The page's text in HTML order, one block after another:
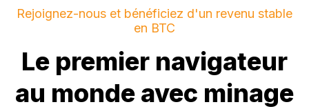
Rejoignez-nous et bénéficiez d'un revenu stable
en BTC
Le premier navigateur
au monde avec minage